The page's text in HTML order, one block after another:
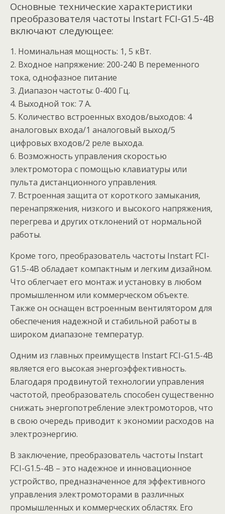
Основные технические характеристики
преобразователя частоты Instart FCI-G1.5-4B
включают следующее:
1. Номинальная мощность: 1, 5 кВт.
2. Входное напряжение: 200-240 В переменного
тока, однофазное питание
3. Диапазон частоты: 0-400 Гц.
4. Выходной ток: 7 А.
5. Количество встроенных входов/выходов: 4
аналоговых входа/1 аналоговый выход/5
цифровых входов/2 реле выхода.
6. Возможность управления скоростью
электромотора с помощью клавиатуры или
пульта дистанционного управления.
7. Встроенная защита от короткого замыкания,
перенапряжения, низкого и высокого напряжения,
перегрева и других отклонений от нормальной
работы.
Кроме того, преобразователь частоты Instart FCI-
G1.5-4B обладает компактным и легким дизайном.
Что облегчает его монтаж и установку в любом
промышленном или коммерческом объекте.
Также он оснащен встроенным вентилятором для
обеспечения надежной и стабильной работы в
широком диапазоне температур.
Одним из главных преимуществ Instart FCI-G1.5-4B
является его высокая энергоэффективность.
Благодаря продвинутой технологии управления
частотой, преобразователь способен существенно
снижать энергопотребление электромоторов, что
в свою очередь приводит к экономии расходов на
электроэнергию.
В заключение, преобразователь частоты Instart
FCI-G1.5-4B – это надежное и инновационное
устройство, предназначенное для эффективного
управления электромоторами в различных
промышленных и коммерческих областях. Его